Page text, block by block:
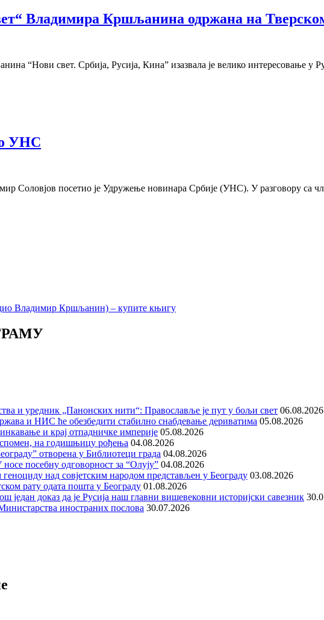
Владимира Кршљанина одржана на
“Нови свет. Србија, Русија, Кина” изазвала је велико интересовање у
УНС
Соловјов посетио је Удружење новинара Србије (УНС). У разговору
и уредник „Панонских нити“: Православље је пут у бољи свет 06.08.2026
и НИС ће обезбедити стабилно снабдевање дериватима 05.08.2026
и крај отпадничке империје 05.08.2026
на годишњицу рођења 04.08.2026
отворена у Библиотеци града 04.08.2026
посебну одговорност за “Олују” 04.08.2026
над совјетским народом представљен у Београду 03.08.2026
рату одата пошта у Београду 01.08.2026
један доказ да је Русија наш главни вишевековни историјски савезник
иностраних послова 30.07.2026